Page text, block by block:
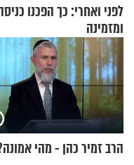
לפני ואחרי: כך הפכנו
ומזמינה
הרב זמיר כהן - מהי